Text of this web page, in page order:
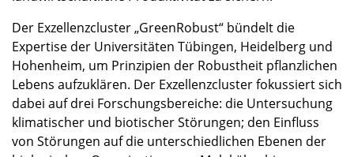
Der Exzellenzcluster „GreenRobust“ bündelt die
Expertise der Universitäten Tübingen, Heidelberg und
Hohenheim, um Prinzipien der Robustheit pflanzlichen
Lebens aufzuklären. Der Exzellenzcluster fokussiert sich
dabei auf drei Forschungsbereiche: die Untersuchung
klimatischer und biotischer Störungen; den Einfluss
von Störungen auf die unterschiedlichen Ebenen der